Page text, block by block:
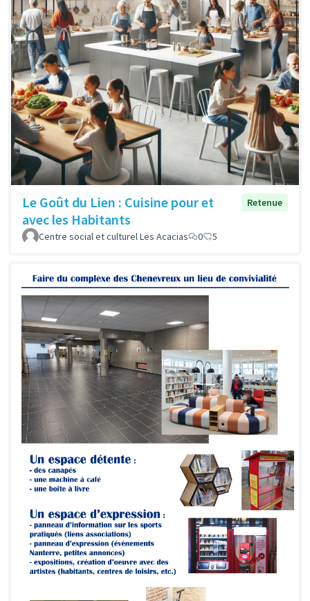
Le Goût du Lien : Cuisine pour et
avec les Habitants
Retenue
Centre social et culturel Les Acacias 0 5